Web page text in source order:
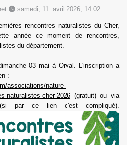
samedi, 11. avril 2026, 14:02
rencontres naturalistes du Cher,
année ce moment de rencontres,
du département.
03 mai à Orval. L'inscription a
:
associations/nature-
naturalistes-cher-2026 (gratuit) ou via
(si par ce lien c'est compliqué).